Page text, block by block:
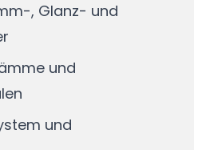
, Glanz- und
und
und